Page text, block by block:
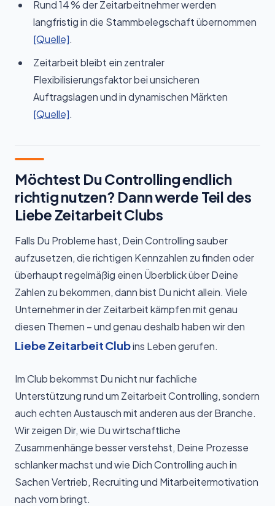
Rund 14 % der Zeitarbeitnehmer werden
langfristig in die Stammbelegschaft übernommen
[Quelle].
Zeitarbeit bleibt ein zentraler
Flexibilisierungsfaktor bei unsicheren
Auftragslagen und in dynamischen Märkten
[Quelle].
Möchtest Du Controlling endlich
richtig nutzen? Dann werde Teil des
Liebe Zeitarbeit Clubs
Falls Du Probleme hast, Dein Controlling sauber
aufzusetzen, die richtigen Kennzahlen zu finden oder
überhaupt regelmäßig einen Überblick über Deine
Zahlen zu bekommen, dann bist Du nicht allein. Viele
Unternehmer in der Zeitarbeit kämpfen mit genau
diesen Themen – und genau deshalb haben wir den
Liebe Zeitarbeit Clubins Leben gerufen.
Im Club bekommst Du nicht nur fachliche
Unterstützung rund um Zeitarbeit Controlling, sondern
auch echten Austausch mit anderen aus der Branche.
Wir zeigen Dir, wie Du wirtschaftliche
Zusammenhänge besser verstehst, Deine Prozesse
schlanker machst und wie Dich Controlling auch in
Sachen Vertrieb, Recruiting und Mitarbeitermotivation
nach vorn bringt.